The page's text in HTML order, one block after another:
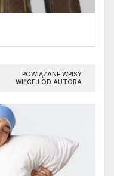
POWIĄZANE WPISY
WIĘCEJ OD AUTORA